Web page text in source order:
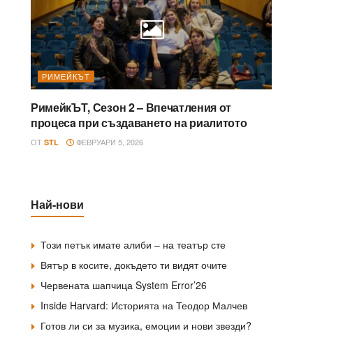
РИМЕЙКЪТ
РимейкЪТ, Сезон 2 – Впечатления от
процесa при създаването на риалитото
ОТ STL ФЕВРУАРИ 5, 2026
Най-нови
Този петък имате алиби – на театър сте
Вятър в косите, докъдето ти видят очите
Червената шапчица System Error’26
Inside Harvard: Историята на Теодор Малчев
Готов ли си за музика, емоции и нови звезди?